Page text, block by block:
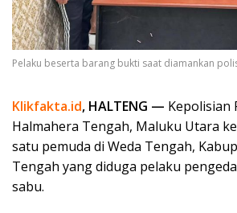
Pelaku beserta barang bukti saat diamankan
Klikfakta.id, HALTENG — Kepolisian
Halmahera Tengah, Maluku Utara
satu pemuda di Weda Tengah,
Tengah yang diduga pelaku
sabu.